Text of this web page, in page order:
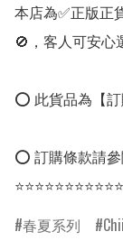
本店為✅正版正
🚫，客人可安心
⭕ 此貨品為【訂
⭕ 訂購條款請
春夏系列